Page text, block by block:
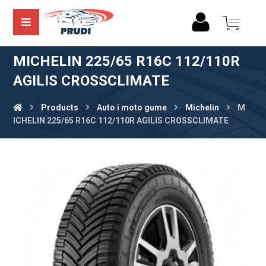
MICHELIN 225/65 R16C 112/110R
AGILIS CROSSCLIMATE
Products Auto i moto gume Michelin
M
ICHELIN 225/65 R16C 112/110R AGILIS CROSSCLIMATE